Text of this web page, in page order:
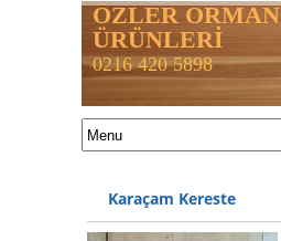
ÖZLER ORMAN
ÜRÜNLERİ
0216 420 5898
Karaçam Kereste